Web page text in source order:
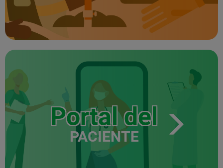
Portal del
PACIENTE